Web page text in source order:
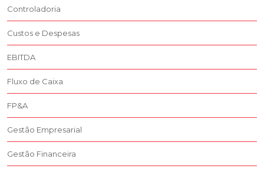
Controladoria
Custos e Despesas
EBITDA
Fluxo de Caixa
FP&A
Gestão Empresarial
Gestão Financeira